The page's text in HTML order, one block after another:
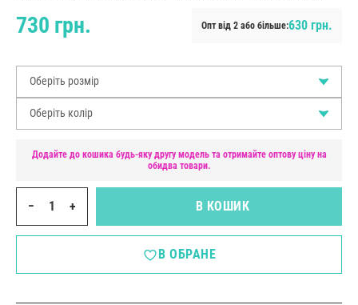
730 грн. Опт від 2 або більше:630 грн.
Оберіть розмір
Оберіть колір
Додайте до кошика будь-яку другу модель та отримайте оптову ціну на
обидва товари.
− + В КОШИК
В ОБРАНЕ